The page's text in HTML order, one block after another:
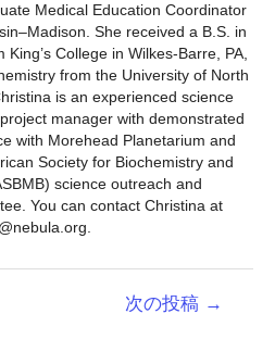
Medical Education Coordinator
She received a B.S. in
College in Wilkes-Barre, PA,
from the University of North
is an experienced science
manager with demonstrated
with Morehead Planetarium and
Society for Biochemistry and
science outreach and
You can contact Christina at
次の投稿 →